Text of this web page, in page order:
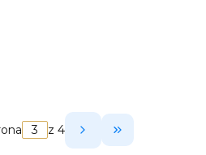
strony z produktami
z 4 Przejdź do